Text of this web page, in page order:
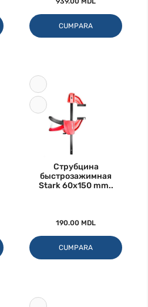
CUMPARA
Струбцина
быстрозажимная
Stark 60х150 mm..
190.00 MDL
CUMPARA